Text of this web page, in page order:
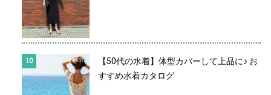
【50代の水着】体型カバーして上品に♪ お
すすめ水着カタログ